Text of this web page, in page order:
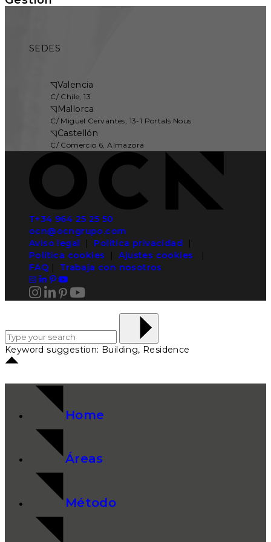
SEDES
◹Valencia
C/ Chile, 13
◹Mallorca
C/ Miguel Cervantes, 13-1 Portals Nous
◹Castellón
C/ Comercio 6, Almazora
T+34 964 25 25 50
ocn@ocngrupo.com
Aviso legal
Política privacidad
Política cookies |Ajustes cookies
FAQ
Trabaja con nosotros
Keyword suggestion: Building, Residence
Home
Áreas
Método